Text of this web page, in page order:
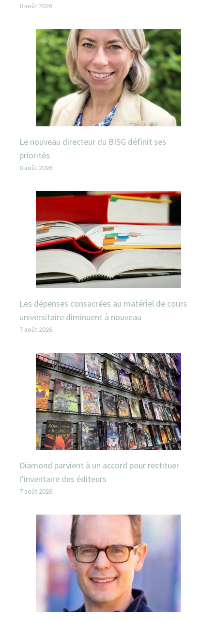
8 août 2026
Le nouveau directeur du BISG définit ses
priorités
8 août 2026
Les dépenses consacrées au matériel de cours
universitaire diminuent à nouveau
7 août 2026
Diamond parvient à un accord pour restituer
l’inventaire des éditeurs
7 août 2026